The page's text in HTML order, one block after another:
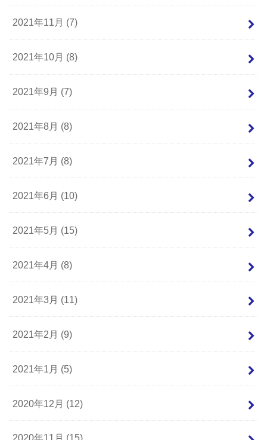
2021年11月 (7)
2021年10月 (8)
2021年9月 (7)
2021年8月 (8)
2021年7月 (8)
2021年6月 (10)
2021年5月 (15)
2021年4月 (8)
2021年3月 (11)
2021年2月 (9)
2021年1月 (5)
2020年12月 (12)